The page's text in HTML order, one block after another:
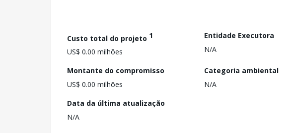
Custo total do projeto 1
US$ 0.00 milhões
Entidade Executora
N/A
Montante do compromisso
US$ 0.00 milhões
Categoria ambiental
N/A
Data da última atualização
N/A